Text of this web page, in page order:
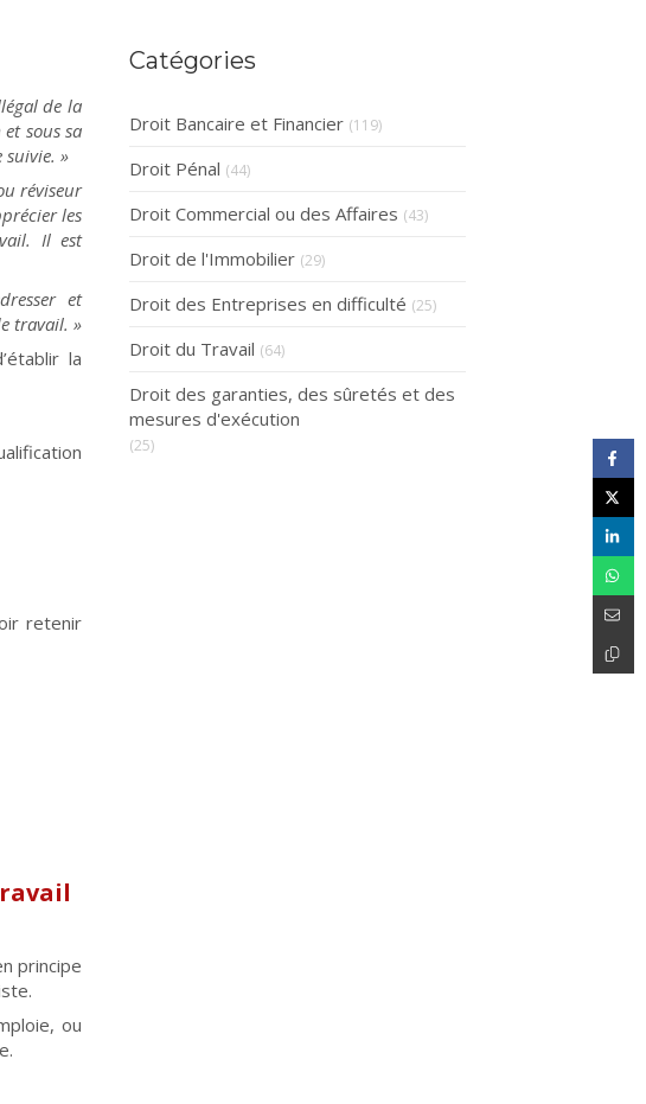
de la
sous sa
»
réviseur
les
Il est
et
travail. »
la
retenir
principe
ou
judiciaire ?
Catégories
Droit Bancaire et Financier (119)
Droit Pénal (44)
Droit Commercial ou des Affaires (43)
Droit de l'Immobilier (29)
Droit des Entreprises en difficulté (25)
Droit du Travail (64)
Droit des garanties, des sûretés et des
mesures d'exécution
(25)